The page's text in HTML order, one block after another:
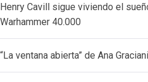
Henry Cavill sigue viviendo el
Warhammer 40.000
“La ventana abierta” de Ana Graciani